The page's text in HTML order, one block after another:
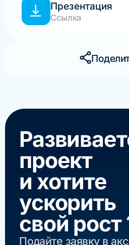
Презентация
Ссылка
проект
и хотите
ускорить
свой рост
Подайте заявку в